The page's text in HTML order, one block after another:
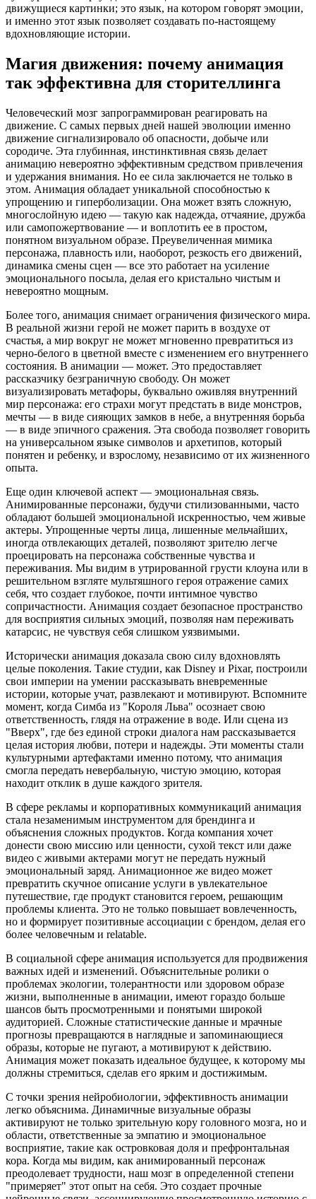
движущиеся картинки; это язык, на котором говорят эмоции,
и именно этот язык позволяет создавать по-настоящему
вдохновляющие истории.
Магия движения: почему анимация
так эффективна для сторителлинга
Человеческий мозг запрограммирован реагировать на
движение. С самых первых дней нашей эволюции именно
движение сигнализировало об опасности, добыче или
сородиче. Эта глубинная, инстинктивная связь делает
анимацию невероятно эффективным средством привлечения
и удержания внимания. Но ее сила заключается не только в
этом. Анимация обладает уникальной способностью к
упрощению и гиперболизации. Она может взять сложную,
многослойную идею — такую как надежда, отчаяние, дружба
или самопожертвование — и воплотить ее в простом,
понятном визуальном образе. Преувеличенная мимика
персонажа, плавность или, наоборот, резкость его движений,
динамика смены сцен — все это работает на усиление
эмоционального посыла, делая его кристально чистым и
невероятно мощным.
Более того, анимация снимает ограничения физического мира.
В реальной жизни герой не может парить в воздухе от
счастья, а мир вокруг не может мгновенно превратиться из
черно-белого в цветной вместе с изменением его внутреннего
состояния. В анимации — может. Это предоставляет
рассказчику безграничную свободу. Он может
визуализировать метафоры, буквально оживляя внутренний
мир персонажа: его страхи могут предстать в виде монстров,
мечты — в виде сияющих замков в небе, а внутренняя борьба
— в виде эпичного сражения. Эта свобода позволяет говорить
на универсальном языке символов и архетипов, который
понятен и ребенку, и взрослому, независимо от их жизненного
опыта.
Еще один ключевой аспект — эмоциональная связь.
Анимированные персонажи, будучи стилизованными, часто
обладают большей эмоциональной искренностью, чем живые
актеры. Упрощенные черты лица, лишенные мельчайших,
иногда отвлекающих деталей, позволяют зрителю легче
проецировать на персонажа собственные чувства и
переживания. Мы видим в утрированной грусти клоуна или в
решительном взгляте мультяшного героя отражение самих
себя, что создает глубокое, почти интимное чувство
сопричастности. Анимация создает безопасное пространство
для восприятия сильных эмоций, позволяя нам переживать
катарсис, не чувствуя себя слишком уязвимыми.
Исторически анимация доказала свою силу вдохновлять
целые поколения. Такие студии, как Disney и Pixar, построили
свои империи на умении рассказывать вневременные
истории, которые учат, развлекают и мотивируют. Вспомните
момент, когда Симба из "Короля Льва" осознает свою
ответственность, глядя на отражение в воде. Или сцена из
"Вверх", где без единой строки диалога нам рассказывается
целая история любви, потери и надежды. Эти моменты стали
культурными артефактами именно потому, что анимация
смогла передать невербальную, чистую эмоцию, которая
находит отклик в душе каждого зрителя.
В сфере рекламы и корпоративных коммуникаций анимация
стала незаменимым инструментом для брендинга и
объяснения сложных продуктов. Когда компания хочет
донести свою миссию или ценности, сухой текст или даже
видео с живыми актерами могут не передать нужный
эмоциональный заряд. Анимационное же видео может
превратить скучное описание услуги в увлекательное
путешествие, где продукт становится героем, решающим
проблемы клиента. Это не только повышает вовлеченность,
но и формирует позитивные ассоциации с брендом, делая его
более человечным и relatable.
В социальной сфере анимация используется для продвижения
важных идей и изменений. Объяснительные ролики о
проблемах экологии, толерантности или здоровом образе
жизни, выполненные в анимации, имеют гораздо больше
шансов быть просмотренными и понятыми широкой
аудиторией. Сложные статистические данные и мрачные
прогнозы превращаются в наглядные и запоминающиеся
образы, которые не пугают, а мотивируют к действию.
Анимация может показать идеальное будущее, к которому мы
должны стремиться, сделав его ярким и достижимым.
С точки зрения нейробиологии, эффективность анимации
легко объяснима. Динамичные визуальные образы
активируют не только зрительную кору головного мозга, но и
области, ответственные за эмпатию и эмоциональное
восприятие, такие как островковая доля и префронтальная
кора. Когда мы видим, как анимированный персонаж
преодолевает трудности, наш мозг в определенной степени
"примеряет" этот опыт на себя. Это создает прочные